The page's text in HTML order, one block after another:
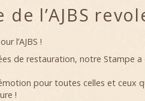
de l’AJBS
l’AJBS !
de restauration, notre Stampe
pour toutes celles et ceux
!